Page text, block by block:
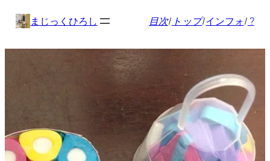
まじっくひろし 目次/ トップ/インフォ/ ?